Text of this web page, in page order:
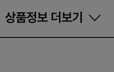
상품정보 더보기